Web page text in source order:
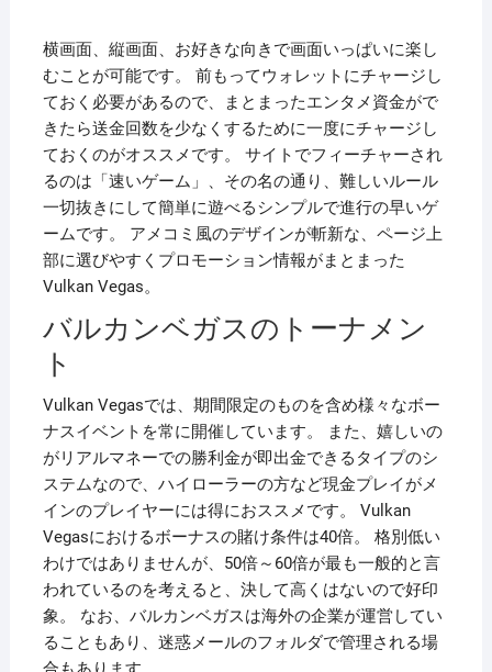
横画面、縦画面、お好きな向きで画面いっぱいに楽し
むことが可能です。 前もってウォレットにチャージし
ておく必要があるので、まとまったエンタメ資金がで
きたら送金回数を少なくするために一度にチャージし
ておくのがオススメです。 サイトでフィーチャーされ
るのは「速いゲーム」、その名の通り、難しいルール
一切抜きにして簡単に遊べるシンプルで進行の早いゲ
ームです。 アメコミ風のデザインが斬新な、ページ上
部に選びやすくプロモーション情報がまとまった
Vulkan Vegas。
バルカンベガスのトーナメン
ト
Vulkan Vegasでは、期間限定のものを含め様々なボー
ナスイベントを常に開催しています。 また、嬉しいの
がリアルマネーでの勝利金が即出金できるタイプのシ
ステムなので、ハイローラーの方など現金プレイがメ
インのプレイヤーには得におススメです。 Vulkan
Vegasにおけるボーナスの賭け条件は40倍。 格別低い
わけではありませんが、50倍～60倍が最も一般的と言
われているのを考えると、決して高くはないので好印
象。 なお、バルカンベガスは海外の企業が運営してい
ることもあり、迷惑メールのフォルダで管理される場